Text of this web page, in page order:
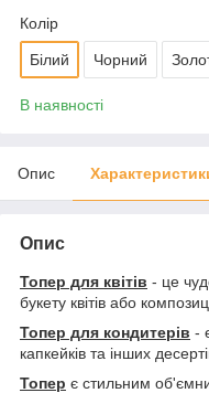
Колір
Білий Чорний
В наявності
Опис
Опис
Топер для квітів - це
букету квітів або
Топер для кондитерів -
капкейків та інших
Топер є стильним